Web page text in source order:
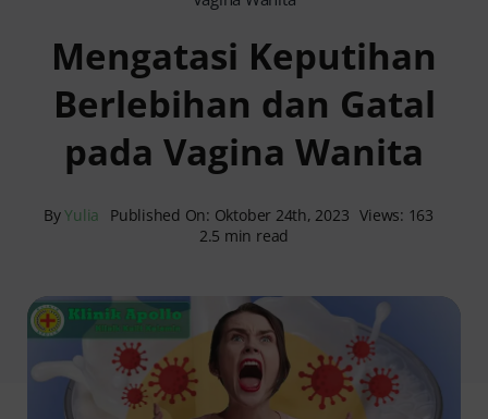
Reservasi Online
Search
Mengatasi Keputihan
Berlebihan dan Gatal
pada Vagina Wanita
ByYulia Published On: Oktober 24th, 2023 Views: 163
2.5 min read